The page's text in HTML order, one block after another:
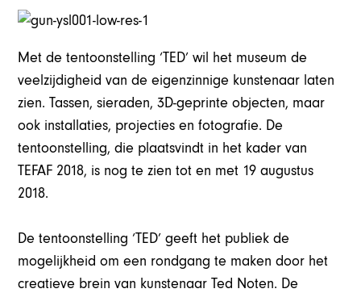
Met de tentoonstelling ‘TED’ wil het museum de
veelzijdigheid van de eigenzinnige kunstenaar laten
zien. Tassen, sieraden, 3D-geprinte objecten, maar
ook installaties, projecties en fotografie. De
tentoonstelling, die plaatsvindt in het kader van
TEFAF 2018, is nog te zien tot en met 19 augustus
2018.
De tentoonstelling ‘TED’ geeft het publiek de
mogelijkheid om een rondgang te maken door het
creatieve brein van kunstenaar Ted Noten. De